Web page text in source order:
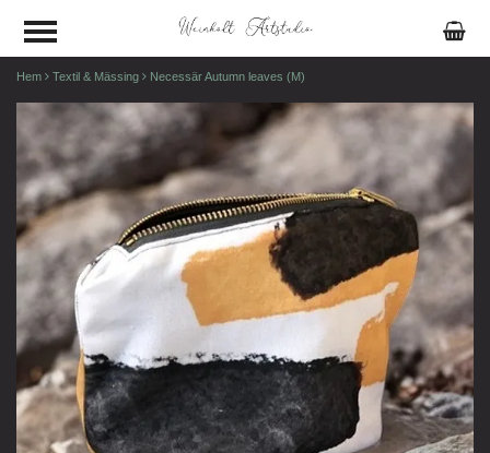
Hem Textil & Mässing Necessär Autumn leaves (M)